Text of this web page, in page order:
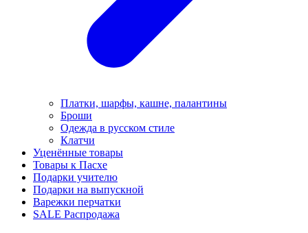
Платки, шарфы, кашне, палантины
Броши
Одежда в русском стиле
Клатчи
Уценённые товары
Товары к Пасхе
Подарки учителю
Подарки на выпускной
Варежки перчатки
SALE Распродажа